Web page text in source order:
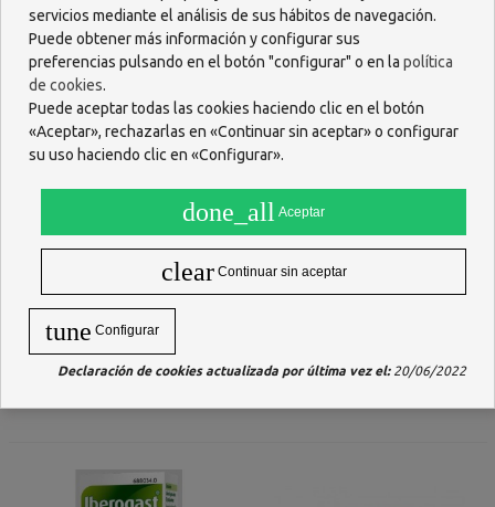
PANKREOFLAT 172 Mg/80 Mg
50 COMPRIMIDOS
RECUBIERTOS
NORAFLAT 40 Mg 30
servicios mediante el análisis de sus hábitos de navegación.
Puede obtener más información y configurar sus
preferencias pulsando en el botón "configurar" o en la política
de cookies.
Puede aceptar todas las cookies haciendo clic en el botón
«Aceptar», rechazarlas en «Continuar sin aceptar» o configurar
su uso haciendo clic en «Configurar».
done_all Aceptar
clear Continuar sin aceptar
tune Configurar
Declaración de cookies actualizada por última vez el:20/06/2022